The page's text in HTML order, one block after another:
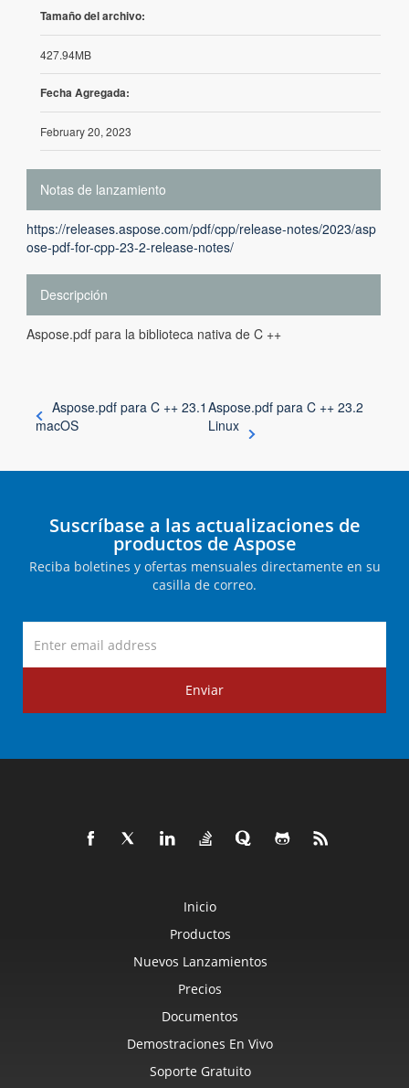
Tamaño del archivo:
427.94MB
Fecha Agregada:
February 20, 2023
Notas de lanzamiento
https://releases.aspose.com/pdf/cpp/release-notes/2023/asp
ose-pdf-for-cpp-23-2-release-notes/
Descripción
Aspose.pdf para la biblioteca nativa de C ++
Aspose.pdf para C ++ 23.1
macOS
Aspose.pdf para C ++ 23.2
Linux
Suscríbase a las actualizaciones de
productos de Aspose
Reciba boletines y ofertas mensuales directamente en su
casilla de correo.
Enviar
Inicio
Productos
Nuevos Lanzamientos
Precios
Documentos
Demostraciones En Vivo
Soporte Gratuito